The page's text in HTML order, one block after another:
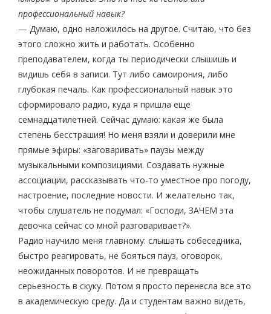
профессиональный навык?
— Думаю, одно наложилось на другое. Считаю, что без
этого сложно жить и работать. Особенно
преподавателем, когда ты периодически слышишь и
видишь себя в записи. Тут либо самоирония, либо
глубокая печаль. Как профессиональный навык это
сформировало радио, куда я пришла еще
семнадцатилетней. Сейчас думаю: какая же была
степень бесстрашия! Но меня взяли и доверили мне
прямые эфиры: «заговаривать» паузы между
музыкальными композициями. Создавать нужные
ассоциации, рассказывать что-то уместное про погоду,
настроение, последние новости. И желательно так,
чтобы слушатель не подумал: «Господи, ЗАЧЕМ эта
девочка сейчас со мной разговаривает?».
Радио научило меня главному: слышать собеседника,
быстро реагировать, не бояться пауз, оговорок,
неожиданных поворотов. И не превращать
серьезность в скуку. Потом я просто перенесла все это
в академическую среду. Да и студентам важно видеть,